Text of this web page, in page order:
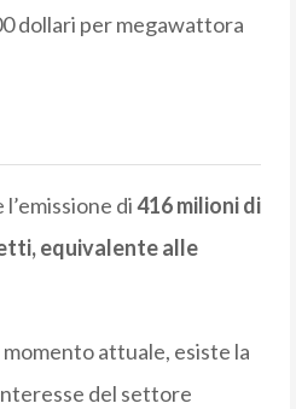
dollari per megawattora
di416 milioni di
equivalente alle
momento attuale, esiste la
del settore